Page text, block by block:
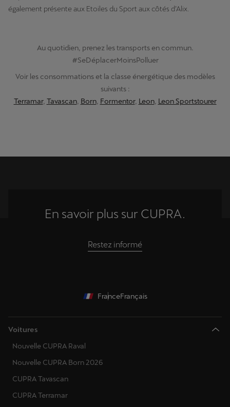
également présente aux Etoiles du Sport aux côtés d’Alix.
Au quotidien, prenez les transports en commun.
#SeDéplacerMoinsPolluer
Voir les consommations et la classe énergétique des modèles
suivants :
Terramar, Tavascan, Born, Formentor, Leon, Leon Sportstourer
En savoir plus sur CUPRA.
Restez informé
FranceFrançais
Voitures
Nouvelle CUPRA Raval
Nouvelle CUPRA Born 2026
CUPRA Tavascan
CUPRA Terramar